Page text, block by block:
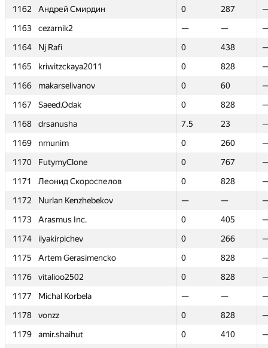
1162
Андрей Смирдин 0 287
1163
cezarnik2 — —
1164
Nj Rafi 0 438
1165
kriwitzckaya2011 0 828
1166
makarselivanov 0 60
1167
Saeed.Odak 0 828
1168
drsanusha 7.5 23
1169
nmunim 0 260
1170
FutymyClone 0 767
1171
Леонид Скороспелов 0 828
1172
Nurlan Kenzhebekov — —
1173
Arasmus Inc. 0 405
1174
ilyakirpichev 0 266
1175
Artem Gerasimencko 0 828
1176
vitalioo2502 0 828
1177
Michal Korbela — —
1178
vonzz 0 828
1179
amir.shaihut 0 410
1162
Андрей Смирдин 0 287
1163
cezarnik2 — —
1164
Nj Rafi 0 438
1165
kriwitzckaya2011 0 828
1166
makarselivanov 0 60
1167
Saeed.Odak 0 828
1168
drsanusha 7.5 23
1169
nmunim 0 260
1170
FutymyClone 0 767
1171
Леонид Скороспелов 0 828
1172
Nurlan Kenzhebekov — —
1173
Arasmus Inc. 0 405
1174
ilyakirpichev 0 266
1175
Artem Gerasimencko 0 828
1176
vitalioo2502 0 828
1177
Michal Korbela — —
1178
vonzz 0 828
1179
amir.shaihut 0 410